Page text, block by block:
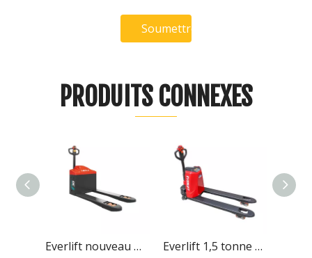
Soumettre
PRODUITS CONNEXES
Everlift 1,5 tonne 2 tonnes hauteur de levage 200 mm transpalette électrique alimenté par batterie au lithium